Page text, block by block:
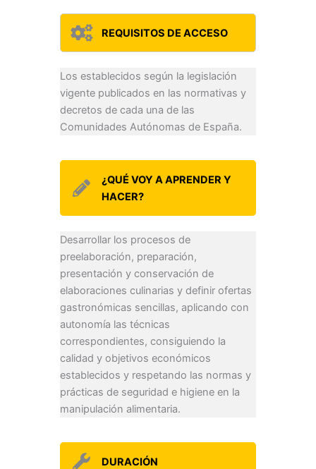
REQUISITOS DE ACCESO
Los establecidos según la legislación
vigente publicados en las normativas y
decretos de cada una de las
Comunidades Autónomas de España.
¿QUÉ VOY A APRENDER Y
HACER?
Desarrollar los procesos de
preelaboración, preparación,
presentación y conservación de
elaboraciones culinarias y definir ofertas
gastronómicas sencillas, aplicando con
autonomía las técnicas
correspondientes, consiguiendo la
calidad y objetivos económicos
establecidos y respetando las normas y
prácticas de seguridad e higiene en la
manipulación alimentaria.
DURACIÓN